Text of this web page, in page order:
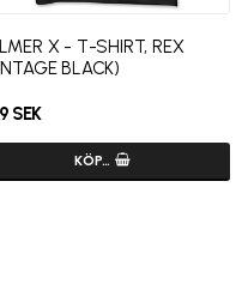
X - T-SHIRT, REX
BLACK)
SEK
KÖP…